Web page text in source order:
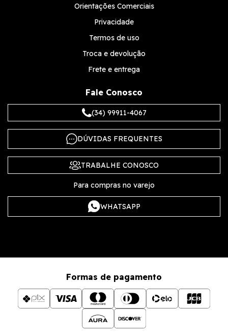
Orientações Comerciais
Privacidade
Termos de uso
Troca e devolução
Frete e entrega
Fale Conosco
(34) 99911-4067
DÚVIDAS FREQUENTES
TRABALHE CONOSCO
Para compras no varejo
WHATSAPP
Formas de pagamento